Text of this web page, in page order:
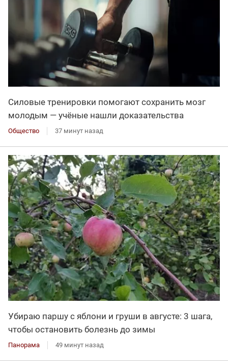
Силовые тренировки помогают сохранить мозг
молодым — учёные нашли доказательства
Общество 37 минут назад
Убираю паршу с яблони и груши в августе: 3 шага,
чтобы остановить болезнь до зимы
Панорама 49 минут назад